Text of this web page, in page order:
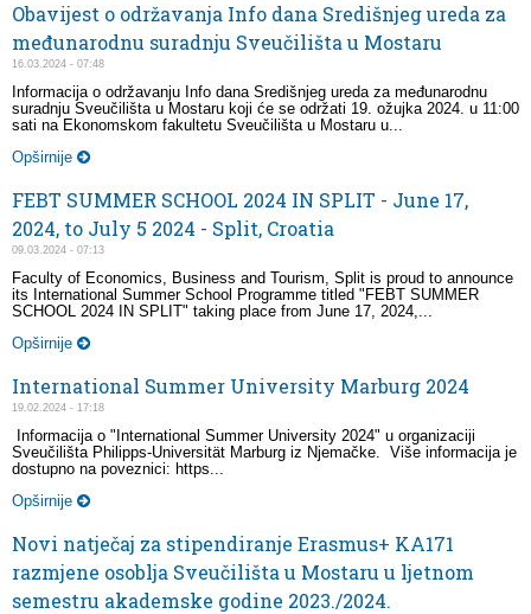
Obavijest o održavanja Info dana Središnjeg ureda za
međunarodnu suradnju Sveučilišta u Mostaru
16.03.2024 - 07:48
Informacija o održavanju Info dana Središnjeg ureda za međunarodnu
suradnju Sveučilišta u Mostaru koji će se održati 19. ožujka 2024. u 11:00
sati na Ekonomskom fakultetu Sveučilišta u Mostaru u...
Opširnije
FEBT SUMMER SCHOOL 2024 IN SPLIT - June 17,
2024, to July 5 2024 - Split, Croatia
09.03.2024 - 07:13
Faculty of Economics, Business and Tourism, Split is proud to announce
its International Summer School Programme titled "FEBT SUMMER
SCHOOL 2024 IN SPLIT" taking place from June 17, 2024,...
Opširnije
International Summer University Marburg 2024
19.02.2024 - 17:18
Informacija o "International Summer University 2024" u organizaciji
Sveučilišta Philipps-Universität Marburg iz Njemačke. Više informacija je
dostupno na poveznici: https...
Opširnije
Novi natječaj za stipendiranje Erasmus+ KA171
razmjene osoblja Sveučilišta u Mostaru u ljetnom
semestru akademske godine 2023./2024.